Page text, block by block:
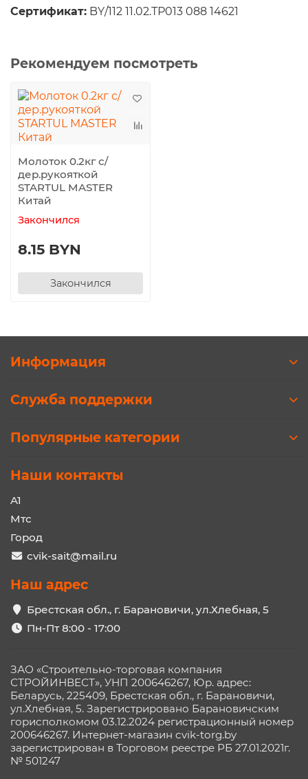
Сертификат: BY/112 11.02.ТР013 088 14621
Рекомендуем посмотреть
Молоток 0.2кг с/
дер.рукояткой
STARTUL MASTER
Китай
Закончился
8.15 BYN
Закончился
Информация
Служба поддержки
Популярные категории
Наши контакты
A1
Мтс
Город
cvik-sait@mail.ru
Наш адрес
Брестская обл., г. Барановичи, ул.Хлебная, 5
Пн-Пт 8:00 - 17:00
ЗАО «Строительно-торговая компания
СТРОЙИНВЕСТ», УНП 200646267, Юр. адрес:
Беларусь, 225409, Брестская обл., г. Барановичи,
ул.Хлебная, 5. Зарегистрировано Барановичским
горисполкомом 03.12.2024 регистрационный номер
200646267. Интернет-магазин cvik-torg.by
зарегистрирован в Торговом реестре РБ 27.01.2021г.
№ 501247